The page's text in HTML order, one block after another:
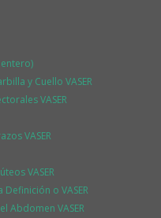
y Cuello VASER
VASER
VASER
VASER
o VASER
Abdomen VASER